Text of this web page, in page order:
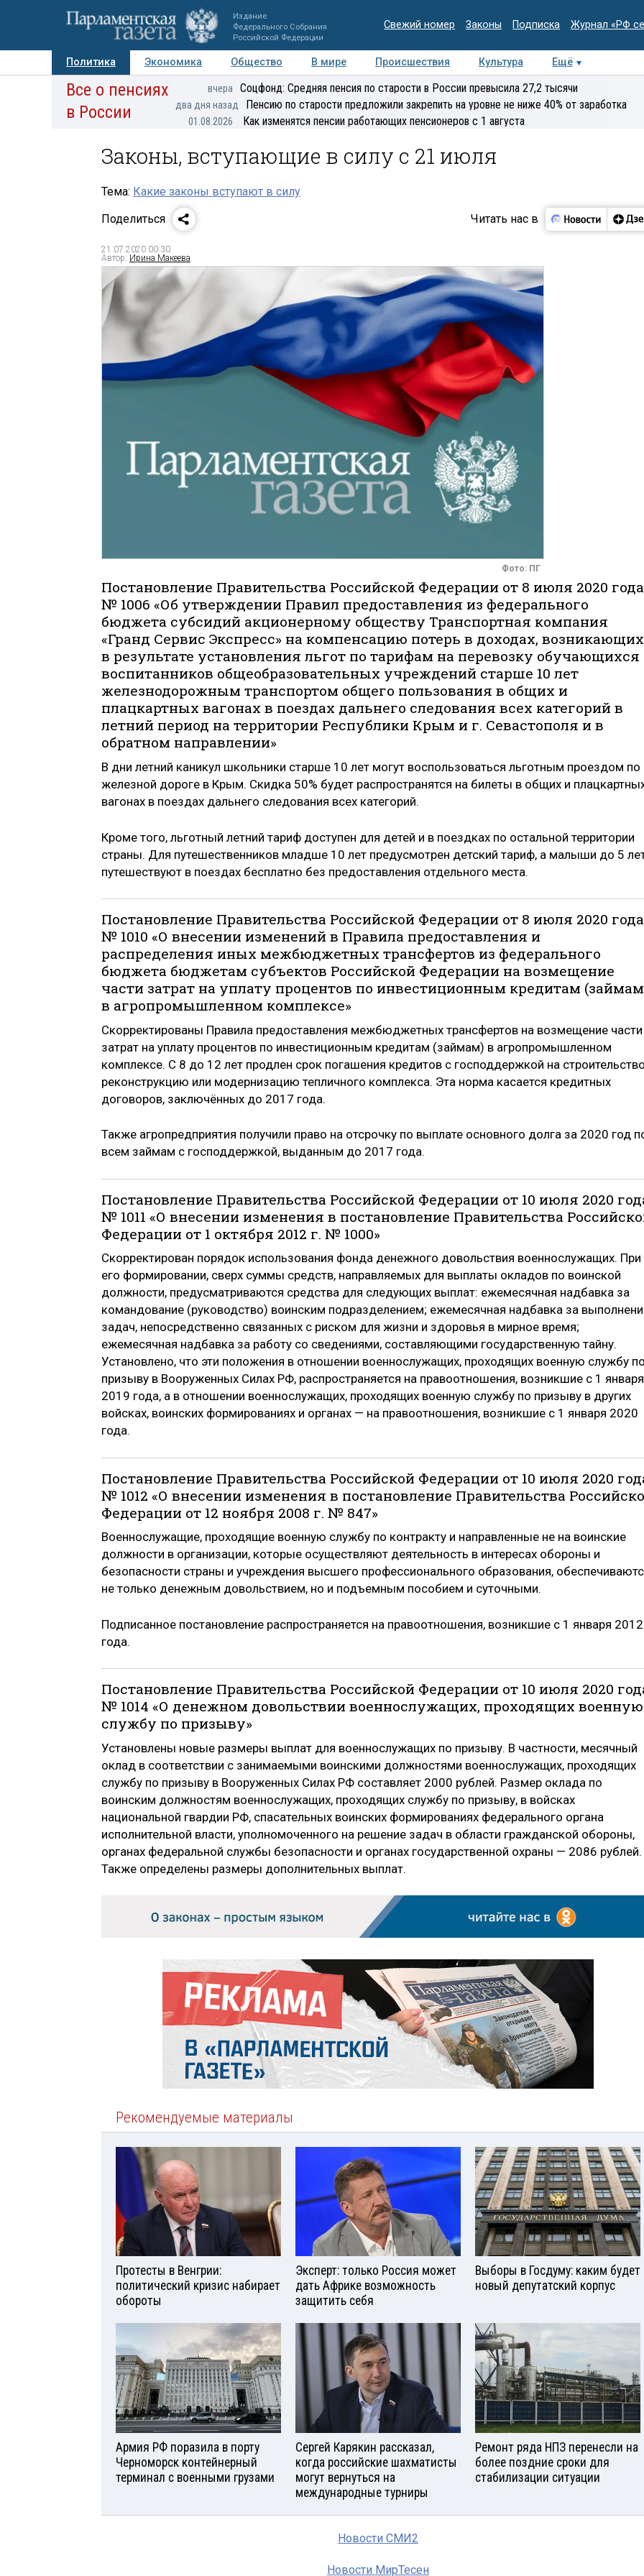
Издание
Федерального Собрания
Российской Федерации
Свежий номер Законы Подписка Журнал «РФ
Политика Экономика Общество В мире Происшествия Культура
Ещё
Авторы Персоны Мнения Регионы Медиацентр Интервью Колумнисты
Все о пенсиях
в России
вчера Соцфонд: Средняя пенсия по старости в России превысила 27,2 тысячи
два дня назад Пенсию по старости предложили закрепить на уровне не ниже 40% от заработка
01.08.2026 Как изменятся пенсии работающих пенсионеров с 1 августа
Законы, вступающие в силу с 21 июля
Тема: Какие законы вступают в силу
Поделиться
Читать нас в
21.07.2020 00:30
Автор: Ирина Макеева
Фото: ПГ
Постановление Правительства Российской Федерации от 8 июля 2020 года
№ 1006 «Об утверждении Правил предоставления из федерального
бюджета субсидий акционерному обществу Транспортная компания
«Гранд Сервис Экспресс» на компенсацию потерь в доходах, возникающих
в результате установления льгот по тарифам на перевозку обучающихся
воспитанников общеобразовательных учреждений старше 10 лет
железнодорожным транспортом общего пользования в общих и
плацкартных вагонах в поездах дальнего следования всех категорий в
летний период на территории Республики Крым и г. Севастополя и в
обратном направлении»
В дни летний каникул школьники старше 10 лет могут воспользоваться льготным проездом по
железной дороге в Крым. Скидка 50% будет распространятся на билеты в общих и
вагонах в поездах дальнего следования всех категорий.
Кроме того, льготный летний тариф доступен для детей и в поездках по остальной территории
страны. Для путешественников младше 10 лет предусмотрен детский тариф, а малыши до 5
путешествуют в поездах бесплатно без предоставления отдельного места.
Постановление Правительства Российской Федерации от 8 июля 2020 года
№ 1010 «О внесении изменений в Правила предоставления и
распределения иных межбюджетных трансфертов из федерального
бюджета бюджетам субъектов Российской Федерации на возмещение
части затрат на уплату процентов по инвестиционным кредитам
в агропромышленном комплексе»
Скорректированы Правила предоставления межбюджетных трансфертов на возмещение части
затрат на уплату процентов по инвестиционным кредитам (займам) в агропромышленном
комплексе. С 8 до 12 лет продлен срок погашения кредитов с господдержкой на
реконструкцию или модернизацию тепличного комплекса. Эта норма касается кредитных
договоров, заключённых до 2017 года.
Также агропредприятия получили право на отсрочку по выплате основного долга за 2020 год
всем займам с господдержкой, выданным до 2017 года.
Постановление Правительства Российской Федерации от 10 июля 2020
№ 1011 «О внесении изменения в постановление Правительства
Федерации от 1 октября 2012 г. № 1000»
Скорректирован порядок использования фонда денежного довольствия военнослужащих. При
его формировании, сверх суммы средств, направляемых для выплаты окладов по воинской
должности, предусматриваются средства для следующих выплат: ежемесячная надбавка за
командование (руководство) воинским подразделением; ежемесячная надбавка за
задач, непосредственно связанных с риском для жизни и здоровья в мирное время;
ежемесячная надбавка за работу со сведениями, составляющими государственную тайну.
Установлено, что эти положения в отношении военнослужащих, проходящих военную службу
призыву в Вооруженных Силах РФ, распространяется на правоотношения, возникшие с 1 января
2019 года, а в отношении военнослужащих, проходящих военную службу по призыву в других
войсках, воинских формированиях и органах — на правоотношения, возникшие с 1 января 2020
года.
Постановление Правительства Российской Федерации от 10 июля 2020
№ 1012 «О внесении изменения в постановление Правительства
Федерации от 12 ноября 2008 г. № 847»
Военнослужащие, проходящие военную службу по контракту и направленные не на воинские
должности в организации, которые осуществляют деятельность в интересах обороны и
безопасности страны и учреждения высшего профессионального образования,
не только денежным довольствием, но и подъемным пособием и суточными.
Подписанное постановление распространяется на правоотношения, возникшие с 1 января 2012
года.
Постановление Правительства Российской Федерации от 10 июля 2020
№ 1014 «О денежном довольствии военнослужащих, проходящих военную
службу по призыву»
Установлены новые размеры выплат для военнослужащих по призыву. В частности, месячный
оклад в соответствии с занимаемыми воинскими должностями военнослужащих, проходящих
службу по призыву в Вооруженных Силах РФ составляет 2000 рублей. Размер оклада по
воинским должностям военнослужащих, проходящих службу по призыву, в войсках
национальной гвардии РФ, спасательных воинских формированиях федерального органа
исполнительной власти, уполномоченного на решение задач в области гражданской обороны,
органах федеральной службы безопасности и органах государственной охраны — 2086 рублей.
Также определены размеры дополнительных выплат.
Рекомендуемые материалы
Протесты в Венгрии:
политический кризис набирает
обороты
Эксперт: только Россия может
дать Африке возможность
защитить себя
Выборы в Госдуму: каким будет
новый депутатский корпус
Армия РФ поразила в порту
Черноморск контейнерный
терминал с военными грузами
Сергей Карякин рассказал,
когда российские шахматисты
могут вернуться на
международные турниры
Ремонт ряда НПЗ перенесли на
более поздние сроки для
стабилизации ситуации
Новости СМИ2
Новости МирТесен